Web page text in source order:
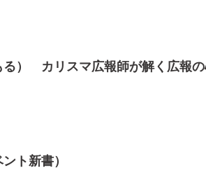
）　カリスマ広報師が解く広報
ト新書）